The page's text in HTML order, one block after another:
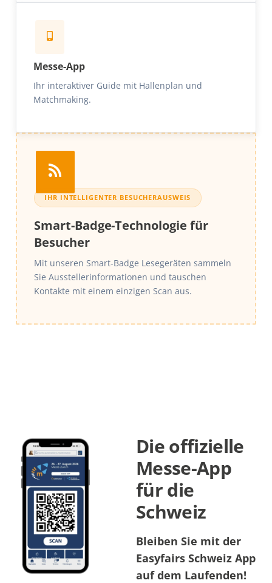
Messe-App
Ihr interaktiver Guide mit Hallenplan und
Matchmaking.
IHR INTELLIGENTER BESUCHERAUSWEIS
Smart-Badge-Technologie für
Besucher
Mit unseren Smart-Badge Lesegeräten sammeln
Sie Ausstellerinformationen und tauschen
Kontakte mit einem einzigen Scan aus.
Die offizielle
Messe-App
für die
Schweiz
Bleiben Sie mit der
Easyfairs Schweiz App
auf dem Laufenden!